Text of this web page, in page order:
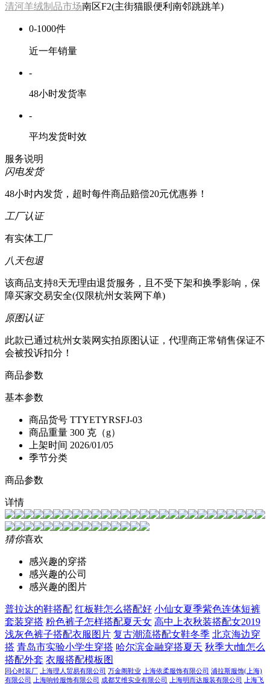
清河羊绒制品市场南区F2(主街猫眼便利南邻跳跳羊)
0-1000件
近一年销量
-
48小时发货率
-
平均发货时效
服务说明
闪电发货
48小时内发货，超时每件商品赔偿20元优惠券！
工厂认证
有实体工厂
八天包退
该商品支持8天无理由退货服务，且不受下架和换季影响，保
障买家交易安全(仅限杭州女装网下单)
原图认证
此款已通过杭州女装网实拍原图认证，代理商正常销售保证不
会被投诉扣分！
商品参数
基本参数
商品货号 TTYETYRSFJ-03
商品重量 300 克（g）
上架时间 2026/01/05
季节分类
商品参数
详情
猜你喜欢
感兴趣的穿搭
感兴趣的公司
感兴趣的图片
普拉达的鞋搭配 红板鞋怎么搭配好 小仙女夏季紫色连体短裤
套装穿搭 粉色裤子怎样搭配夏天女 高中上衣秋装搭配女2019
浅灰色裤子搭配衣服图片 复古潮流搭配女鞋冬季 北京海边穿
搭 青岛市实验小学生穿搭 哈尔滨金融穿搭夏天 秋季大t恤怎么
搭配外套 衣服搭配模板图
同心时装厂 上海理人贸易有限公司 万金阁鞋业 上海依柔服饰有限公司 浦拉斯服饰(上海)
有限公司
上海响铃服饰有限公司 成都艾维实业有限公司 上海明而达服装有限公司
上海飞